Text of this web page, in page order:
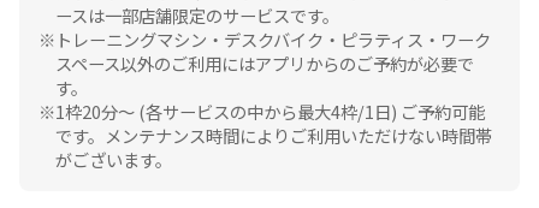
ースは一部店舗限定のサービスです。
トレーニングマシン・デスクバイク・ピラティス・ワーク
スペース以外のご利用にはアプリからのご予約が必要で
す。
1枠20分〜 (各サービスの中から最大4枠/1日) ご予約可能
です。メンテナンス時間によりご利用いただけない時間帯
がございます。